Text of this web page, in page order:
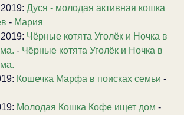
Дуся - молодая активная кошка
- Мария
Чёрные котята Уголёк и Ночка в
- Чёрные котята Уголёк и Ночка в
Кошечка Марфа в поисках семьи -
Молодая Кошка Кофе ищет дом -